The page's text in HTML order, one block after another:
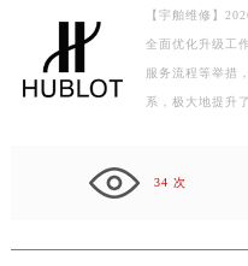
【宇舶维修】
全面优化升级工
服务流程等举措
系，极大地提升
34 次